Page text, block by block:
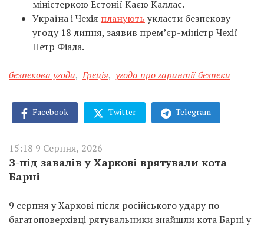
міністеркою Естонії Каєю Каллас.
Україна і Чехія планують укласти безпекову
угоду 18 липня, заявив прем’єр-міністр Чехії
Петр Фіала.
безпекова угода, Греція, угода про гарантії безпеки
Facebook Twitter Telegram
15:18 9 Серпня, 2026
З-під завалів у Харкові врятували кота
Барні
9 серпня у Харкові після російського удару по
багатоповерхівці рятувальники знайшли кота Барні у